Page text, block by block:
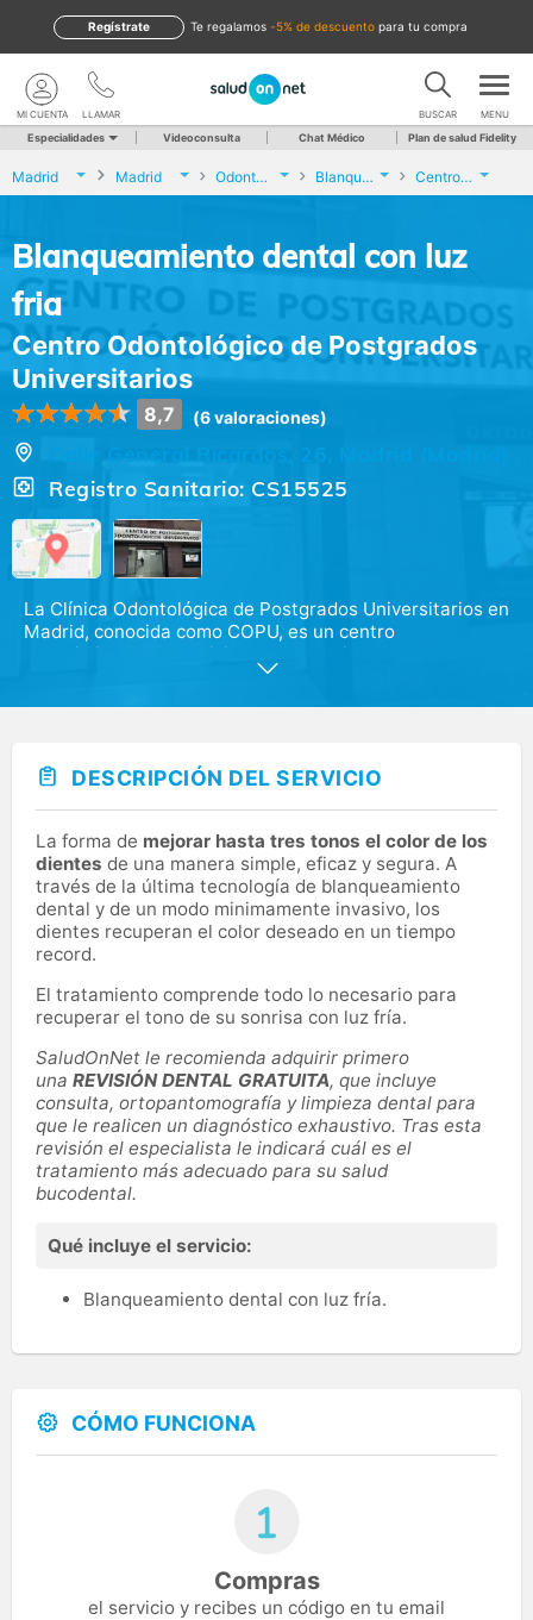
te regalamos -5% de descuento para tu compra
Regístrate
LLAMAR
MI CUENTA BUSCAR MENU
Especialidades Videoconsulta Chat Médico Plan de salud Fidelity
Madrid Madrid Odontología Blanqueamiento dental con luz fria Centro Odontológico de Postgrados Universitarios
Blanqueamiento dental con luz
fria
Centro Odontológico de Postgrados
Universitarios
8,7 (6 valoraciones)
Registro Sanitario: CS15525
La Clínica Odontológica de Postgrados Universitarios en
Madrid, conocida como COPU, es un centro
especializado en servicios dentales situado en la zona
profesionales altamente capacitados y experimentados
se especializa en prestar una atención dental de
primera clase con una tecnología dental de última
generación.
Entre los principales servicios que ofrecemos se
encuentran: los implantes dentales, la ortodoncia, la
estética dental y la odontología conservadora.
DESCRIPCIÓN DEL SERVICIO
La forma de mejorar hasta tres tonos el color de los
dientes de una manera simple, eficaz y segura. A
través de la última tecnología de blanqueamiento
dental y de un modo minimamente invasivo, los
dientes recuperan el color deseado en un tiempo
record.
El tratamiento comprende todo lo necesario para
recuperar el tono de su sonrisa con luz fría.
SaludOnNet le recomienda adquirir primero
una REVISIÓN DENTAL GRATUITA, que incluye
consulta, ortopantomografía y limpieza dental para
que le realicen un diagnóstico exhaustivo. Tras esta
revisión el especialista le indicará cuál es el
tratamiento más adecuado para su salud
bucodental.
Qué incluye el servicio:
Blanqueamiento dental con luz fría.
CÓMO FUNCIONA
Compras
el servicio y recibes un código en tu email